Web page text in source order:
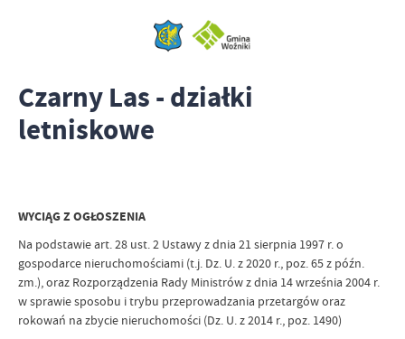
Czarny Las - działki
letniskowe
WYCIĄG Z OGŁOSZENIA
Na podstawie art. 28 ust. 2 Ustawy z dnia 21 sierpnia 1997 r. o
gospodarce nieruchomościami (t.j. Dz. U. z 2020 r., poz. 65 z późn.
zm.), oraz Rozporządzenia Rady Ministrów z dnia 14 września 2004 r.
w sprawie sposobu i trybu przeprowadzania przetargów oraz
rokowań na zbycie nieruchomości (Dz. U. z 2014 r., poz. 1490)